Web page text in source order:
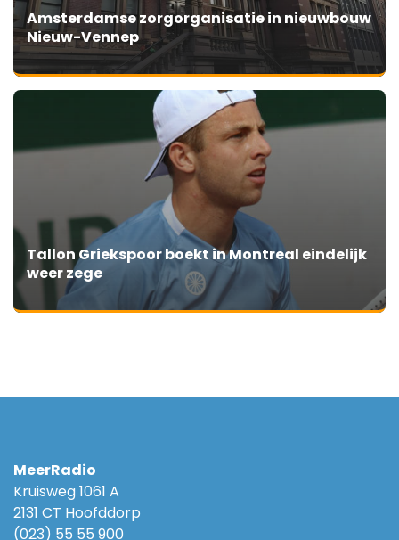
Amsterdamse zorgorganisatie in nieuwbouw
Nieuw-Vennep
Tallon Griekspoor boekt in Montreal eindelijk
weer zege
MeerRadio
Kruisweg 1061 A
2131 CT Hoofddorp
(023) 55 55 900